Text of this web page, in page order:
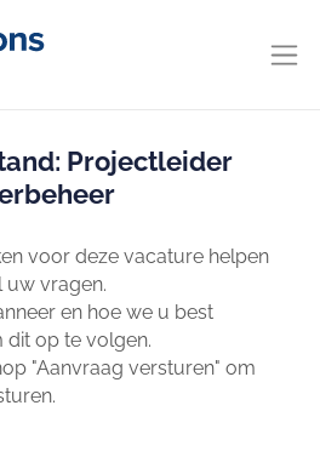
Projectleider
voor deze vacature helpen
uw vragen.
en hoe we u best
dit op te volgen.
"Aanvraag versturen" om